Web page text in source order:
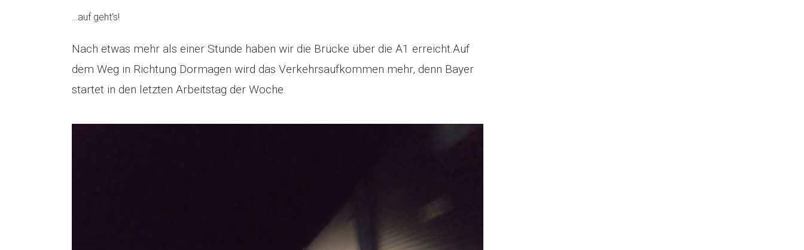
…auf geht‘s!
Nach etwas mehr als einer Stunde haben wir die Brücke über die A1 erreicht.Auf
dem Weg in Richtung Dormagen wird das Verkehrsaufkommen mehr, denn Bayer
startet in den letzten Arbeitstag der Woche.